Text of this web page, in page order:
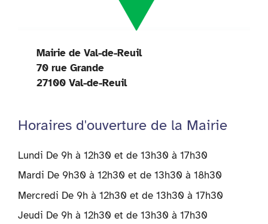
Mairie de Val-de-Reuil
70 rue Grande
27100 Val-de-Reuil
Horaires d'ouverture de la Mairie
Lundi De 9h à 12h30 et de 13h30 à 17h30
Mardi De 9h30 à 12h30 et de 13h30 à 18h30
Mercredi De 9h à 12h30 et de 13h30 à 17h30
Jeudi De 9h à 12h30 et de 13h30 à 17h30